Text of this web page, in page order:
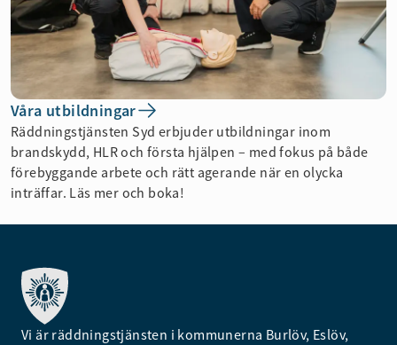
Våra utbildningar
Räddningstjänsten Syd erbjuder utbildningar inom
brandskydd, HLR och första hjälpen – med fokus på både
förebyggande arbete och rätt agerande när en olycka
inträffar. Läs mer och boka!
Vi är räddningstjänsten i kommunerna Burlöv, Eslöv,